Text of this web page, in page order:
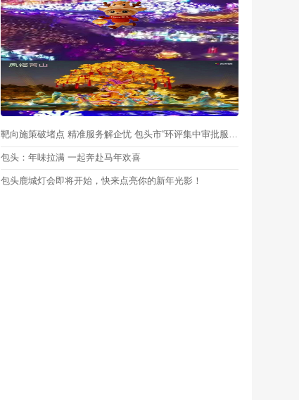
靶向施策破堵点 精准服务解企忧 包头市“环评集中审批服务月”启动
包头：年味拉满 一起奔赴马年欢喜
包头鹿城灯会即将开始，快来点亮你的新年光影！